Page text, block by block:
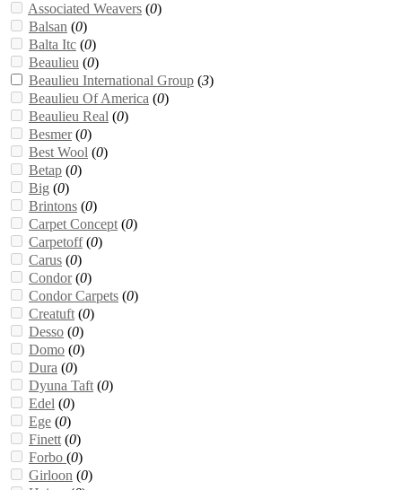
Associated Weavers (0)
Balsan (0)
Balta Itc (0)
Beaulieu (0)
Beaulieu International Group (3)
Beaulieu Of America (0)
Beaulieu Real (0)
Besmer(0)
Best Wool (0)
Betap (0)
Big (0)
Brintons (0)
Carpet Concept (0)
Carpetoff(0)
Carus (0)
Condor(0)
Condor Carpets (0)
Creatuft (0)
Desso (0)
Domo (0)
Dura (0)
Dyuna Taft (0)
Edel (0)
Ege (0)
Finett (0)
Forbo (0)
Girloon (0)